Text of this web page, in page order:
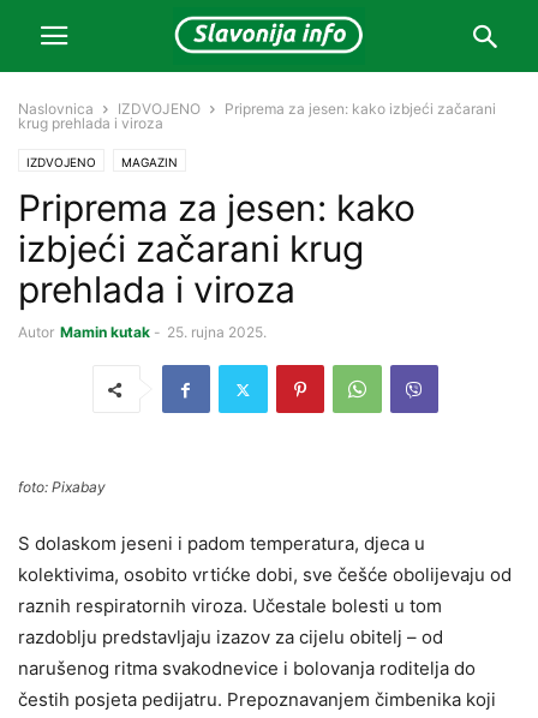
Naslovnica IZDVOJENO
Priprema za jesen: kako izbjeći začarani
krug prehlada i viroza
IZDVOJENO MAGAZIN
Priprema za jesen: kako
izbjeći začarani krug
prehlada i viroza
Autor Mamin kutak - 25. rujna 2025.
foto: Pixabay
S dolaskom jeseni i padom temperatura, djeca u
kolektivima, osobito vrtićke dobi, sve češće obolijevaju od
raznih respiratornih viroza. Učestale bolesti u tom
razdoblju predstavljaju izazov za cijelu obitelj – od
narušenog ritma svakodnevice i bolovanja roditelja do
čestih posjeta pedijatru. Prepoznavanjem čimbenika koji